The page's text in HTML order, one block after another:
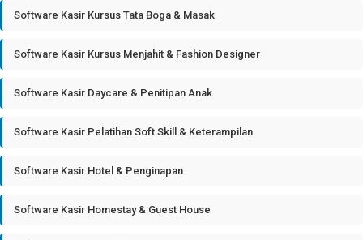
Software Kasir Kursus Tata Boga & Masak
Software Kasir Kursus Menjahit & Fashion Designer
Software Kasir Daycare & Penitipan Anak
Software Kasir Pelatihan Soft Skill & Keterampilan
Software Kasir Hotel & Penginapan
Software Kasir Homestay & Guest House